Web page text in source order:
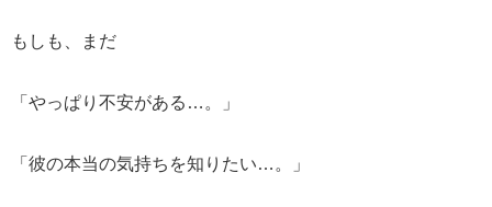
もしも、まだ
「やっぱり不安がある…。」
「彼の本当の気持ちを知りたい…。」